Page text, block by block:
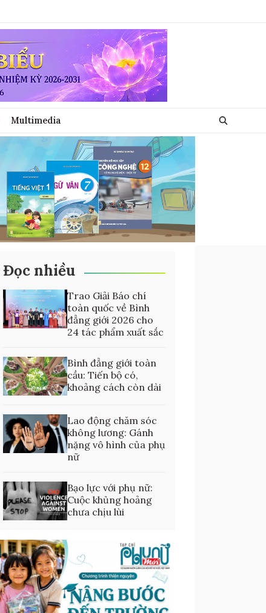
Multimedia
Đọc nhiều
Trao Giải Báo chí
toàn quốc về Bình
đẳng giới 2026 cho
24 tác phẩm xuất sắc
Bình đẳng giới toàn
cầu: Tiến bộ có,
khoảng cách còn dài
Lao động chăm sóc
không lương: Gánh
nặng vô hình của phụ
nữ
Bạo lực với phụ nữ:
Cuộc khủng hoảng
chưa chịu lùi